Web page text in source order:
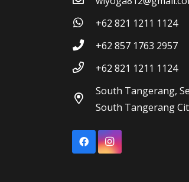
+62 821 1211 1124
+62 857 1763 2957
+62 821 1211 1124
South Tangerang,
South Tangerang